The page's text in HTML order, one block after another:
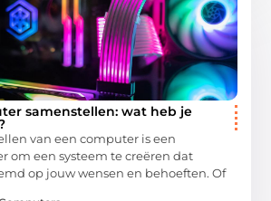
samenstellen: wat heb je
van een computer is een
om een systeem te creëren dat
op jouw wensen en behoeften. Of